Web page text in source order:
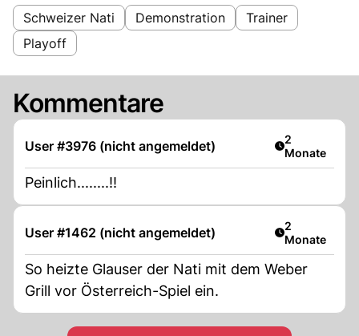
Schweizer Nati Demonstration
Trainer
Playoff
Kommentare
User #3976 (nicht angemeldet) Artikel
2
Monate
Peinlich........!!
User #1462 (nicht angemeldet) Artikel
2
Monate
So heizte Glauser der Nati mit dem Weber
Grill vor Österreich-Spiel ein.